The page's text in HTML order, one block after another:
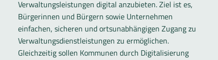
Verwaltungsleistungen digital anzubieten. Ziel ist es,
Bürgerinnen und Bürgern sowie Unternehmen
einfachen, sicheren und ortsunabhängigen Zugang zu
Verwaltungsdienstleistungen zu ermöglichen.
Gleichzeitig sollen Kommunen durch Digitalisierung